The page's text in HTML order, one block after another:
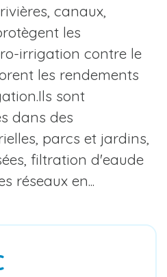
canaux,
les
irrigation contre le
les rendements
sont
dans des
parcs et jardins,
filtration d'eaude
réseaux en...